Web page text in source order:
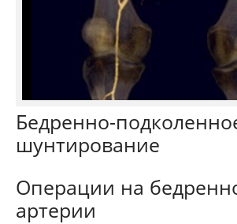
Бедренно-
шунтирование
Операции на
артерии